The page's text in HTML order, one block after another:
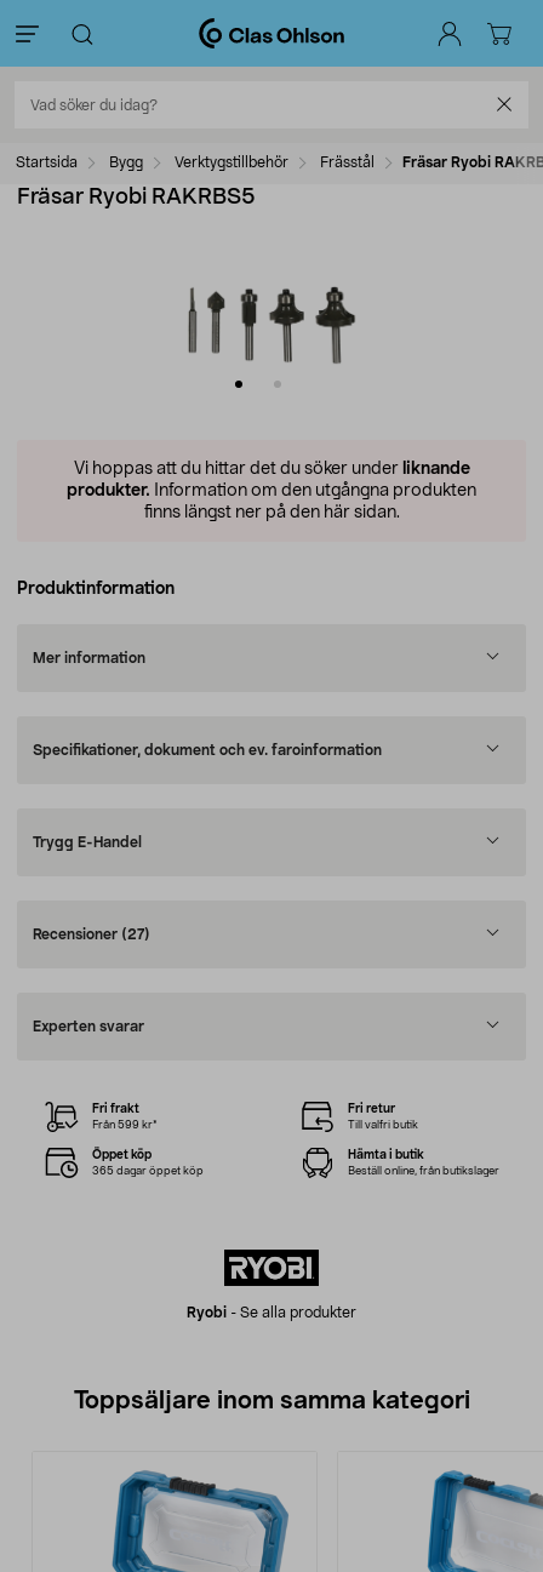
Startsida Bygg Verktygstillbehör Frässtål Fräsar Ryobi
Fräsar Ryobi RAKRBS5
Vi hoppas att du hittar det du söker under liknande
produkter. Information om den utgångna produkten
finns längst ner på den här sidan.
Produktinformation
Mer information
Specifikationer, dokument och ev. faroinformation
Trygg E-Handel
Recensioner (27)
Experten svarar
Ryobi - Se alla produkter
Fri frakt
Från 599 kr*
Fri retur
Till valfri butik
Öppet köp
365 dagar öppet köp
Hämta i butik
Beställ online, från butikslager
Toppsäljare inom samma kategori